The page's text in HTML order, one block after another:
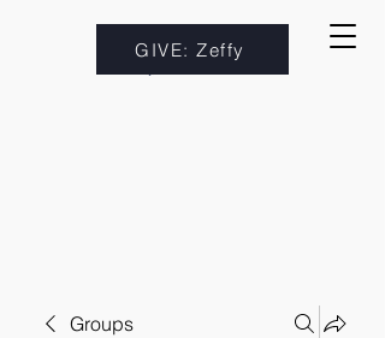
GIVE: Zeffy
Groups